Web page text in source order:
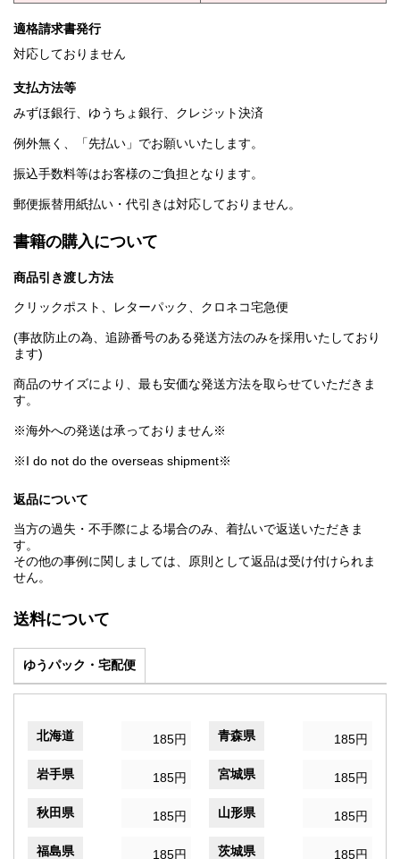
適格請求書発行
対応しておりません
支払方法等
みずほ銀行、ゆうちょ銀行、クレジット決済
例外無く、「先払い」でお願いいたします。
振込手数料等はお客様のご負担となります。
郵便振替用紙払い・代引きは対応しておりません。
書籍の購入について
商品引き渡し方法
クリックポスト、レターパック、クロネコ宅急便
(事故防止の為、追跡番号のある発送方法のみを採用いたしており
ます)
商品のサイズにより、最も安価な発送方法を取らせていただきま
す。
※海外への発送は承っておりません※
※I do not do the overseas shipment※
返品について
当方の過失・不手際による場合のみ、着払いで返送いただきま
す。
その他の事例に関しましては、原則として返品は受け付けられま
せん。
送料について
ゆうパック・宅配便
北海道 185円 青森県 185円
岩手県 185円 宮城県 185円
秋田県 185円 山形県 185円
福島県 185円 茨城県 185円